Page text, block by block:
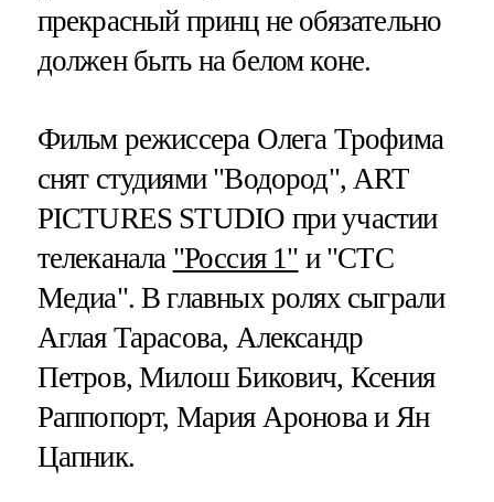
прекрасный принц не обязательно
должен быть на белом коне.
Фильм режиссера Олега Трофима
снят студиями "Водород", ART
PICTURES STUDIO при участии
телеканала "Россия 1" и "СТС
Медиа". В главных ролях сыграли
Аглая Тарасова, Александр
Петров, Милош Бикович, Ксения
Раппопорт, Мария Аронова и Ян
Цапник.